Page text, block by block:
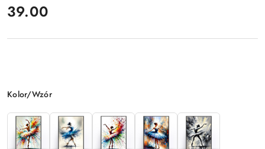
cena:
39.00
Wariant
Kolor/Wzór